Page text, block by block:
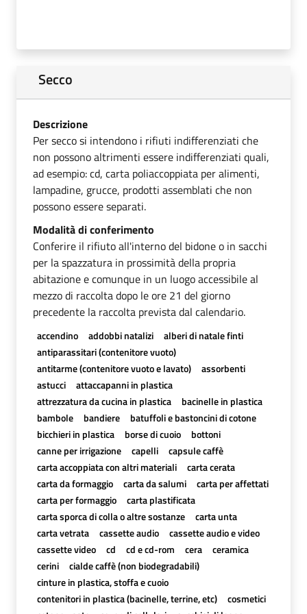
Secco
Descrizione
Per secco si intendono i rifiuti indifferenziati che
non possono altrimenti essere indifferenziati quali,
ad esempio: cd, carta poliaccoppiata per alimenti,
lampadine, grucce, prodotti assemblati che non
possono essere separati.
Modalità di conferimento
Conferire il rifiuto all'interno del bidone o in sacchi
per la spazzatura in prossimità della propria
abitazione e comunque in un luogo accessibile al
mezzo di raccolta dopo le ore 21 del giorno
precedente la raccolta prevista dal calendario.
accendino addobbi natalizi
alberi di natale finti
antiparassitari (contenitore vuoto)
antitarme (contenitore vuoto e lavato)
assorbenti
astucci
attaccapanni in plastica
attrezzatura da cucina in plastica
bacinelle in plastica
bambole
bandiere
batuffoli e bastoncini di cotone
bicchieri in plastica
borse di cuoio
bottoni
canne per irrigazione
capelli
capsule caffè
carta accoppiata con altri materiali
carta cerata
carta da formaggio
carta da salumi
carta per affettati
carta per formaggio
carta plastificata
carta sporca di colla o altre sostanze
carta unta
carta vetrata
cassette audio
cassette audio e video
cassette video
cd cd e cd-rom cera
ceramica
cerini
cialde caffè (non biodegradabili)
cinture in plastica, stoffa e cuoio
contenitori in plastica (bacinelle, terrine, etc)
cosmetici